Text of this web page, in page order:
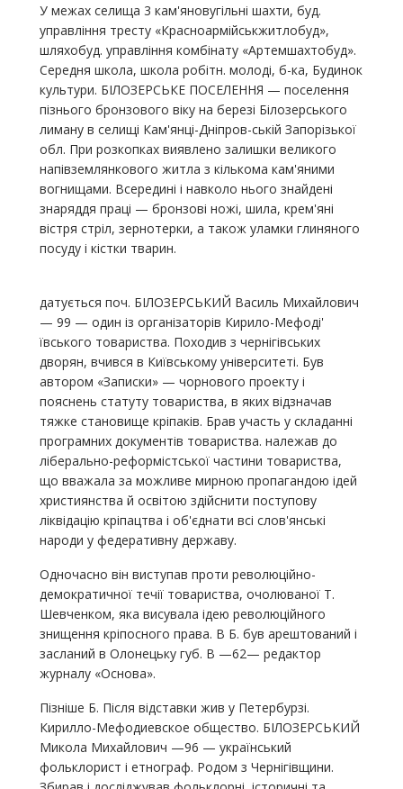
У межах селища 3 кам'яновугільні шахти, буд.
управління тресту «Красноармійськжитлобуд»,
шляхобуд. управління комбінату «Артемшахтобуд».
Середня школа, школа робітн. молоді, б-ка, Будинок
культури. БІЛОЗЕРСЬКЕ ПОСЕЛЕННЯ — поселення
пізнього бронзового віку на березі Білозерського
лиману в селищі Кам'янці-Дніпров-ській Запорізької
обл. При розкопках виявлено залишки великого
напівземлянкового житла з кількома кам'яними
вогнищами. Всередині і навколо нього знайдені
знаряддя праці — бронзові ножі, шила, крем'яні
вістря стріл, зернотерки, а також уламки глиняного
посуду і кістки тварин.
датується поч. БІЛОЗЕРСЬКИЙ Василь Михайлович
— 99 — один із організаторів Кирило-Мефоді'
ївського товариства. Походив з чернігівських
дворян, вчився в Київському університеті. Був
автором «Записки» — чорнового проекту і
пояснень статуту товариства, в яких відзначав
тяжке становище кріпаків. Брав участь у складанні
програмних документів товариства. належав до
ліберально-реформістської частини товариства,
що вважала за можливе мирною пропагандою ідей
християнства й освітою здійснити поступову
ліквідацію кріпацтва і об'єднати всі слов'янські
народи у федеративну державу.
Одночасно він виступав проти революційно-
демократичної течії товариства, очолюваної Т.
Шевченком, яка висувала ідею революційного
знищення кріпосного права. В Б. був арештований і
засланий в Олонецьку губ. В —62— редактор
журналу «Основа».
Пізніше Б. Після відставки жив у Петербурзі.
Кирилло-Мефодиевское общество. БІЛОЗЕРСЬКИЙ
Микола Михайлович —96 — український
фольклорист і етнограф. Родом з Чернігівщини.